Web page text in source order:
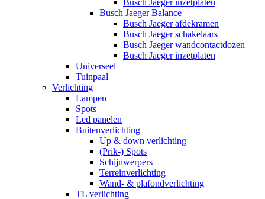
Busch Jaeger inzetplaten
Busch Jaeger Balance
Busch Jaeger afdekramen
Busch Jaeger schakelaars
Busch Jaeger wandcontactdozen
Busch Jaeger inzetplaten
Universeel
Tuinpaal
Verlichting
Lampen
Spots
Led panelen
Buitenverlichting
Up & down verlichting
(Prik-) Spots
Schijnwerpers
Terreinverlichting
Wand- & plafondverlichting
TL verlichting